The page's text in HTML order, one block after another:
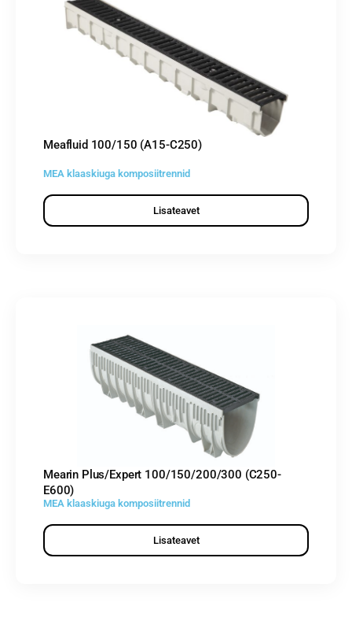
Meafluid 100/150 (A15-C250)
MEA klaaskiuga komposiitrennid
Lisateavet
Mearin Plus/Expert 100/150/200/300 (C250-
E600)
MEA klaaskiuga komposiitrennid
Lisateavet